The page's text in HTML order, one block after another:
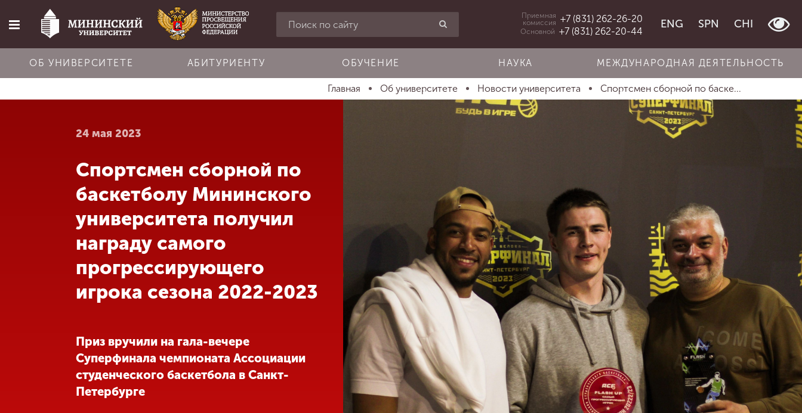
Главная
Об университете
Абитуриенту
Обучение
Международная
деятельность
Другие виды
деятельности
Студенческая
Приемная
комиссия +7 (831) 262-26-20
Основной +7 (831) 262-20-44
ENG SPN CHI
ОБ УНИВЕРСИТЕТЕ АБИТУРИЕНТУ ОБУЧЕНИЕ НАУКА МЕЖДУНАРОДНАЯ ДЕЯТЕЛЬНОСТЬ
Главная Об университете Новости университета Спортсмен сборной по баске...
24 мая 2023
Спортсмен сборной по
баскетболу Мининского
университета получил
награду самого
прогрессирующего
игрока сезона 2022-2023
Приз вручили на гала-вечере
Суперфинала чемпионата Ассоциации
студенческого баскетбола в Санкт-
Петербурге